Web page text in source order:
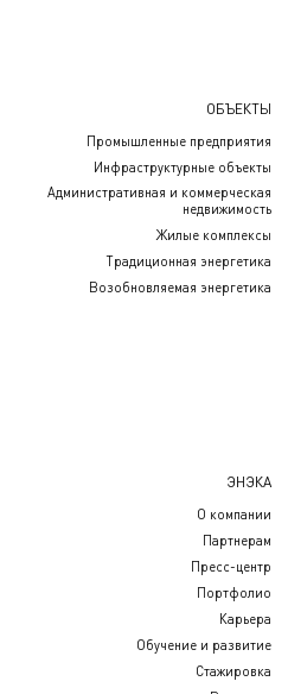
ОБЪЕКТЫ
Промышленные предприятия
Инфраструктурные объекты
Административная и коммерческая
недвижимость
Жилые комплексы
Традиционная энергетика
Возобновляемая энергетика
ЭНЭКА
О компании
Партнерам
Пресс-центр
Портфолио
Карьера
Обучение и развитие
Стажировка